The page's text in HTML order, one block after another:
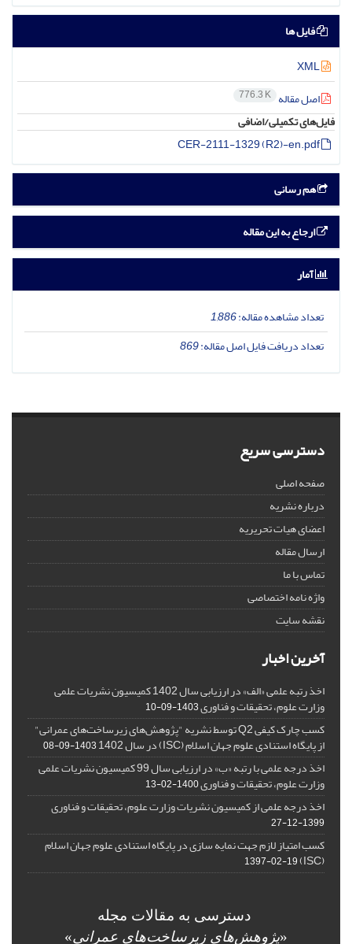
فایل ها
اصل مقاله 776.3 K
فایل‌های تکمیلی/اضافی
هم رسانی
ارجاع به این مقاله
آمار
تعداد مشاهده مقاله:1,886
تعداد دریافت فایل اصل مقاله:869
دسترسی سریع
صفحه اصلی
درباره نشریه
اعضای هیات تحریریه
ارسال مقاله
تماس با ما
واژه نامه اختصاصی
نقشه سایت
آخرین اخبار
اخذ رتبه علمی «الف» در ارزیابی سال 1402 کمیسیون نشریات علمی
وزارت علوم، تحقیقات و فناوری1403-09-10
کسب چارک کیفی Q2 توسط نشریه "پژوهش‌های زیرساخت‌های عمرانی"
از پایگاه استنادی علوم جهان اسلام (ISC) در سال 1402 1403-09-08
اخذ درجه علمی با رتبه «ب» در ارزیابی سال 99 کمیسیون نشریات علمی
وزارت علوم، تحقیقات و فناوری1400-02-13
اخذ درجه علمی از کمیسیون نشریات وزارت علوم، تحقیقات و فناوری
1399-12-27
کسب امتیاز لازم جهت نمایه سازی در پایگاه استنادی علوم جهان اسلام
(ISC)
1397-02-19
دسترسی به مقالات مجله
«پژوهش‌های زیرساخت‌های عمرانی»